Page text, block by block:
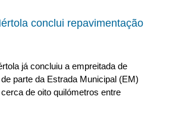
conclui repavimentação
já concluiu a empreitada de
parte da Estrada Municipal (EM)
de oito quilómetros entre